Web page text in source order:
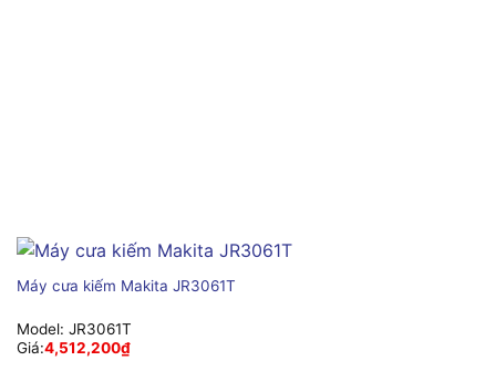
Máy cưa kiếm Makita JR3061T
Model: JR3061T
Giá:4,512,200₫